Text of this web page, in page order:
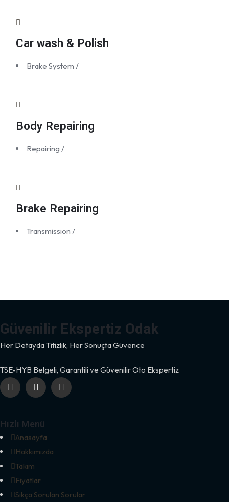
Car wash & Polish
Brake System /
Body Repairing
Repairing /
Brake Repairing
Transmission /
Güvenilir Ekspertiz Odak
Her Detayda Titizlik, Her Sonuçta Güvence
TSE-HYB Belgeli, Garantili ve Güvenilir Oto Ekspertiz
Hızlı Menü
Anasayfa
Hakkımızda
Takım
Fiyatlar
Sıkça Sorulan Sorular